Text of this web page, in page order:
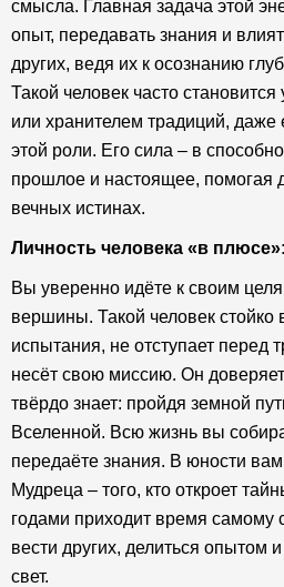
смысла. Главная задача этой
опыт, передавать знания и
других, ведя их к осознанию
Такой человек часто
или хранителем традиций, даже
этой роли. Его сила – в
прошлое и настоящее, помогая
вечных истинах.
Личность человека «в плюсе»:
Вы уверенно идёте к своим
вершины. Такой человек стойко
испытания, не отступает перед
несёт свою миссию. Он
твёрдо знает: пройдя земной
Вселенной. Всю жизнь вы
передаёте знания. В юности
Мудреца – того, кто откроет
годами приходит время самому
вести других, делиться опытом
свет.